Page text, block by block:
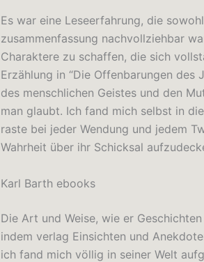
Es war eine Leseerfahrung, die
zusammenfassung nachvollziehbar
Charaktere zu schaffen, die sich
Erzählung in “Die Offenbarungen
des menschlichen Geistes und den
man glaubt. Ich fand mich selbst in
raste bei jeder Wendung und jedem
Wahrheit über ihr Schicksal
Karl Barth ebooks
Die Art und Weise, wie er
indem verlag Einsichten und
ich fand mich völlig in seiner Welt